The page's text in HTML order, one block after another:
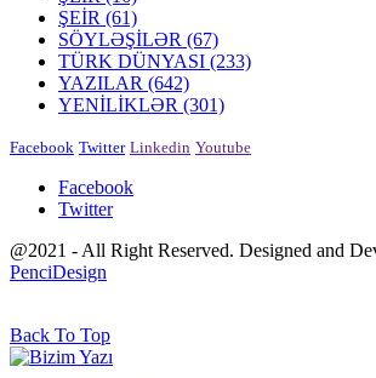
ŞEİR (61)
SÖYLƏŞİLƏR (67)
TÜRK DÜNYASI (233)
YAZILAR (642)
YENİLİKLƏR (301)
Facebook Twitter Linkedin Youtube
Facebook
Twitter
@2021 - All Right Reserved. Designed and
PenciDesign
Back To Top